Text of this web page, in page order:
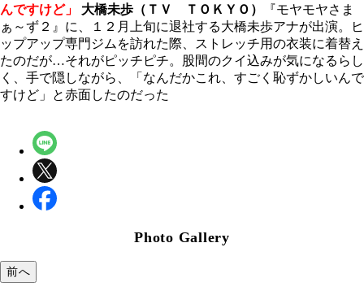
んですけど」
大橋未歩（ＴＶ ＴＯＫＹＯ）
『モヤモヤさま
ぁ～ず２』に、１２月上旬に退社する大橋未歩アナが出演。ヒ
ップアップ専門ジムを訪れた際、ストレッチ用の衣装に着替え
たのだが…それがピッチピチ。股間のクイ込みが気になるらし
く、手で隠しながら、「なんだかこれ、すごく恥ずかしいんで
すけど」と赤面したのだった
Photo Gallery
前へ